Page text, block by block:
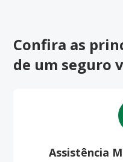
Confira as
de um seguro
Assistência